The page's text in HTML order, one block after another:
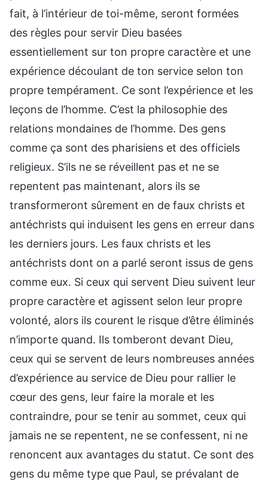
fait, à l’intérieur de toi-même, seront formées
des règles pour servir Dieu basées
essentiellement sur ton propre caractère et une
expérience découlant de ton service selon ton
propre tempérament. Ce sont l’expérience et les
leçons de l’homme. C’est la philosophie des
relations mondaines de l’homme. Des gens
comme ça sont des pharisiens et des officiels
religieux. S’ils ne se réveillent pas et ne se
repentent pas maintenant, alors ils se
transformeront sûrement en de faux christs et
antéchrists qui induisent les gens en erreur dans
les derniers jours. Les faux christs et les
antéchrists dont on a parlé seront issus de gens
comme eux. Si ceux qui servent Dieu suivent leur
propre caractère et agissent selon leur propre
volonté, alors ils courent le risque d’être éliminés
n’importe quand. Ils tomberont devant Dieu,
ceux qui se servent de leurs nombreuses années
d’expérience au service de Dieu pour rallier le
cœur des gens, leur faire la morale et les
contraindre, pour se tenir au sommet, ceux qui
jamais ne se repentent, ne se confessent, ni ne
renoncent aux avantages du statut. Ce sont des
gens du même type que Paul, se prévalant de